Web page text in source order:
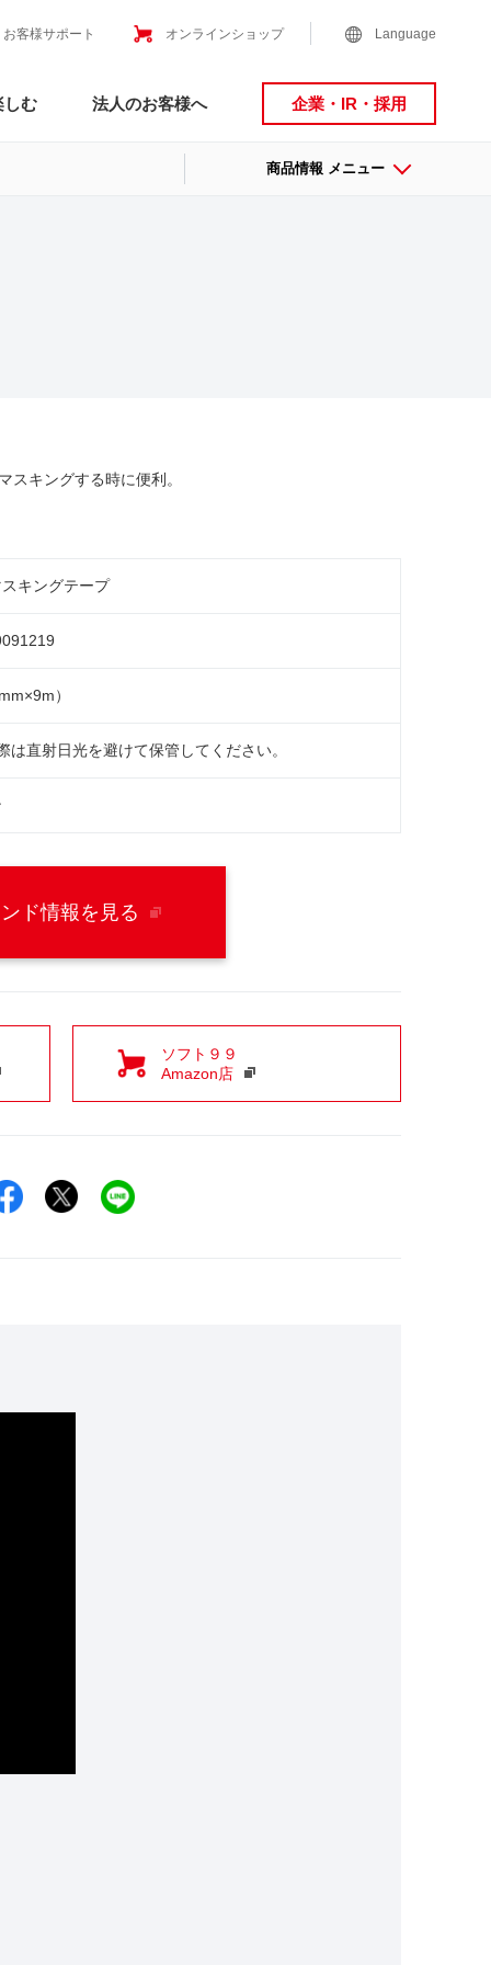
お客様サポート オンラインショップ Language
しむ 法人のお客様へ 企業・IR・採用
商品情報 メニュー
スキングする時に便利。
キングテープ
）
は直射日光を避けて保管してください。
ド情報を見る
ソフト９９
Amazon店
Facebookでシェア
XでシェアLINEでシェア